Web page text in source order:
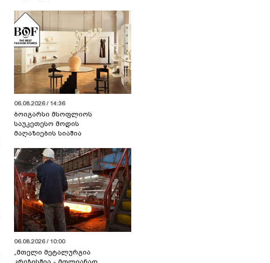
06.08.2026 / 14:36
ბოიგარსი მსოფლიოს
საუკეთესო მოდის
მაღაზიების სიაშია
06.08.2026 / 10:00
„მთელი მეტალურგია